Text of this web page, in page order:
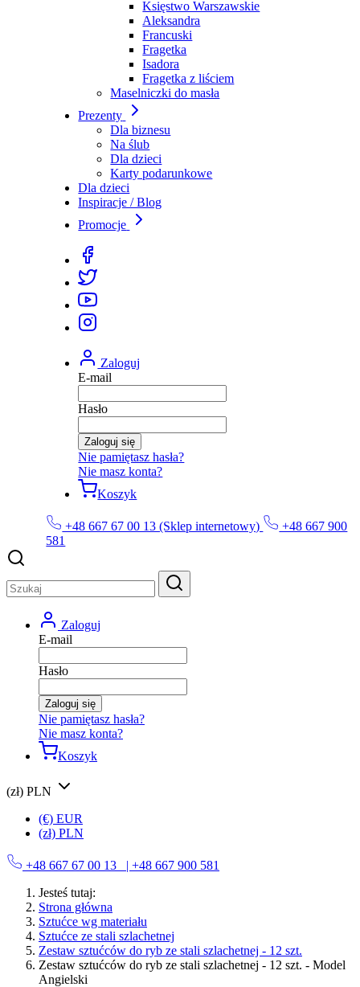
Księstwo Warszawskie
Aleksandra
Francuski
Fragetka
Isadora
Fragetka z liściem
Maselniczki do masła
Prezenty
Dla biznesu
Na ślub
Dla dzieci
Karty podarunkowe
Dla dzieci
Inspiracje / Blog
Promocje
Zaloguj
E-mail
Hasło
Zaloguj się
Nie pamiętasz hasła?
Nie masz konta?
Koszyk
+48 667 67 00 13 (Sklep internetowy)
+48 667 900
581
Zaloguj
E-mail
Hasło
Zaloguj się
Nie pamiętasz hasła?
Nie masz konta?
Koszyk
(zł) PLN
(€) EUR
(zł) PLN
+48 667 67 00 13
| +48 667 900 581
Jesteś tutaj:
Strona główna
Sztućce wg materiału
Sztućce ze stali szlachetnej
Zestaw sztućców do ryb ze stali szlachetnej - 12 szt.
Zestaw sztućców do ryb ze stali szlachetnej - 12 szt. - Model
Angielski